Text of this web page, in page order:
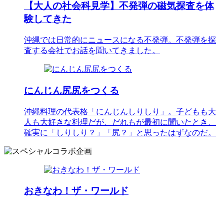
【大人の社会科見学】不発弾の磁気探査を体
験してきた
沖縄では日常的にニュースになる不発弾。不発弾を探
査する会社でお話を聞いてきました。
にんじん尻尻をつくる
沖縄料理の代表格「にんじんしりしり」。子どもも大
人も大好きな料理だが、だれもが最初に聞いたとき、
確実に「しりしり？」「尻？」と思ったはずなのだ。
おきなわ！ザ・ワールド